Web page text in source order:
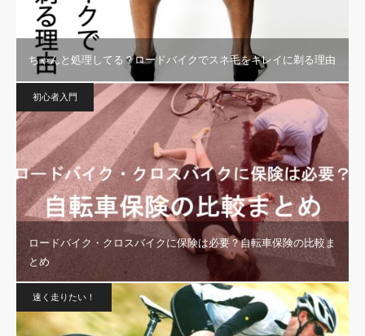
ちゃんと処理してる？ロードバイクでスネ毛をキレイに剃る理由
初心者入門
ロードバイク・クロスバイクに保険は必要？自転車保険の比較ま
とめ
速く走りたい！